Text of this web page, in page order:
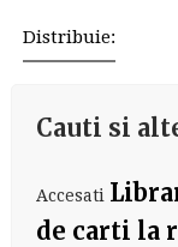
Distribuie:
Cauti si
Accesati
de carti la